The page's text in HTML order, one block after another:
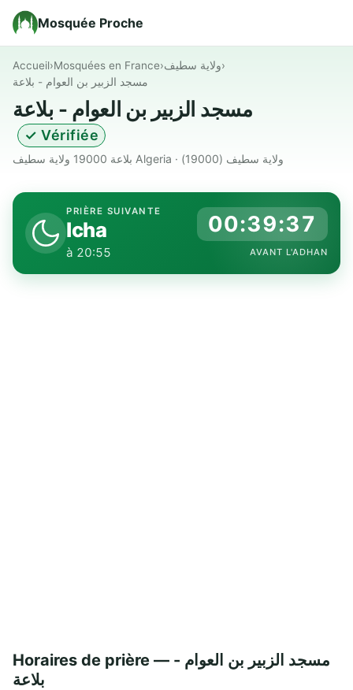
Mosquée Proche
Accueil›Mosquées en France›ولاية سطيف›
مسجد الزبير بن العوام - بلاعة
مسجد الزبير بن العوام - بلاعة
✓ Vérifiée
بلاعة 19000 ولاية سطيف Algeria · ولاية سطيف (19000)
PRIÈRE SUIVANTE
Icha
à 20:55
00:39:36
AVANT L'ADHAN
Horaires de prière — مسجد الزبير بن العوام -
بلاعة